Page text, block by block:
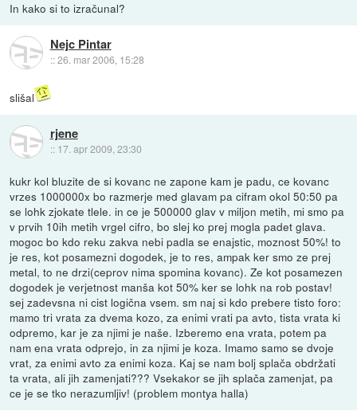
In kako si to izračunal?
Nejc Pintar
::26. mar 2006, 15:28
slišal
rjene
:: 17. apr 2009, 23:30
kukr kol bluzite de si kovanc ne zapone kam je padu, ce kovanc
vrzes 1000000x bo razmerje med glavam pa cifram okol 50:50 pa
se lohk zjokate tlele. in ce je 500000 glav v miljon metih, mi smo pa
v prvih 10ih metih vrgel cifro, bo slej ko prej mogla padet glava.
mogoc bo kdo reku zakva nebi padla se enajstic, moznost 50%! to
je res, kot posamezni dogodek, je to res, ampak ker smo ze prej
metal, to ne drzi(ceprov nima spomina kovanc). Ze kot posamezen
dogodek je verjetnost manša kot 50% ker se lohk na rob postav!
sej zadevsna ni cist logična vsem. sm naj si kdo prebere tisto foro:
mamo tri vrata za dvema kozo, za enimi vrati pa avto, tista vrata ki
odpremo, kar je za njimi je naše. Izberemo ena vrata, potem pa
nam ena vrata odprejo, in za njimi je koza. Imamo samo se dvoje
vrat, za enimi avto za enimi koza. Kaj se nam bolj splača obdržati
ta vrata, ali jih zamenjati??? Vsekakor se jih splača zamenjat, pa
ce je se tko nerazumljiv! (problem montya halla)